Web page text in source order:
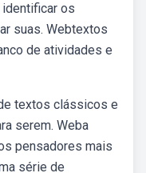
os
suas. Webtextos
de atividades e
textos clássicos e
serem. Weba
pensadores mais
série de